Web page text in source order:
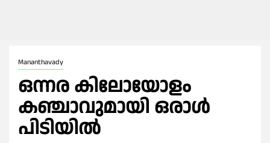
Mananthavady
ഒന്നര കിലോയോളം
കഞ്ചാവുമായി ഒരാൾ
പിടിയിൽ